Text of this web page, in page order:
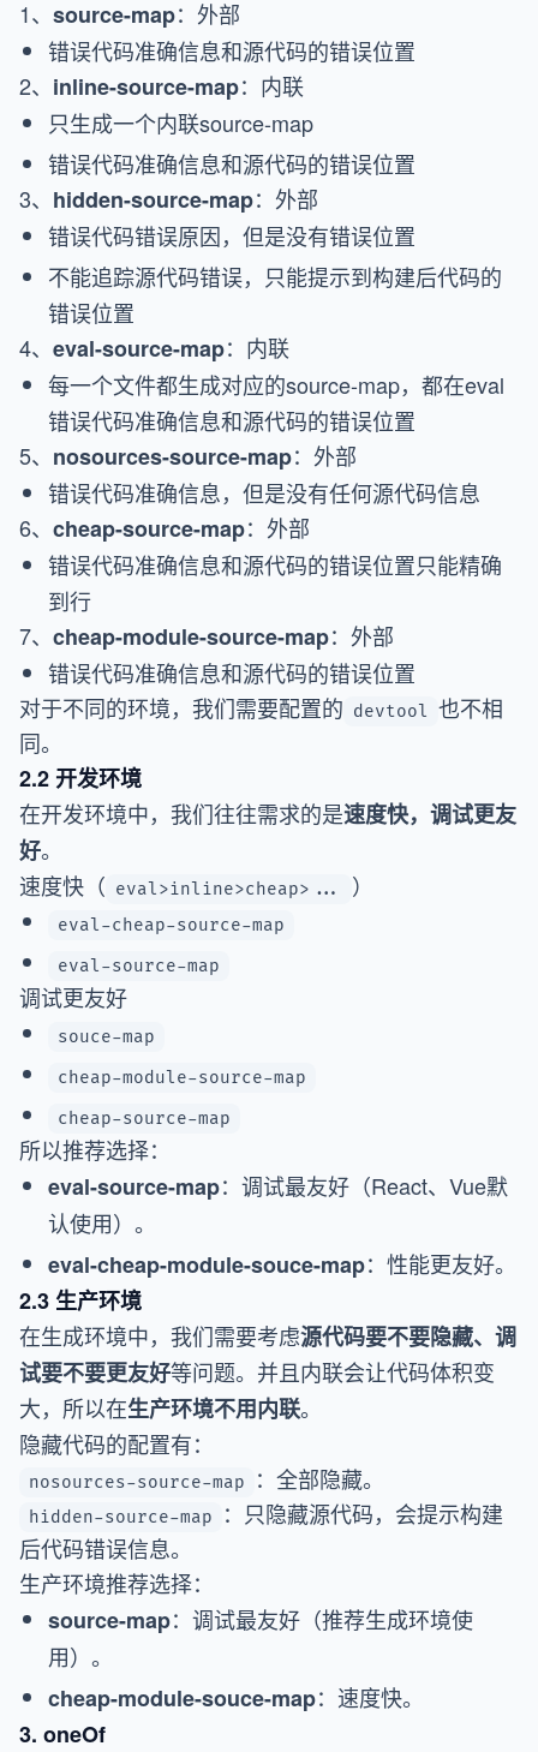
1、 source-map：外部
错误代码准确信息和源代码的错误位置
2、 inline-source-map：内联
只生成一个内联source-map
错误代码准确信息和源代码的错误位置
3、 hidden-source-map：外部
错误代码错误原因，但是没有错误位置
不能追踪源代码错误，只能提示到构建后代码的
错误位置
4、 eval-source-map：内联
每一个文件都生成对应的source-map，都在eval
错误代码准确信息和源代码的错误位置
5、 nosources-source-map：外部
错误代码准确信息，但是没有任何源代码信息
6、 cheap-source-map：外部
错误代码准确信息和源代码的错误位置只能精确
到行
7、 cheap-module-source-map：外部
错误代码准确信息和源代码的错误位置
对于不同的环境，我们需要配置的 devtool 也不相
同。
2.2 开发环境
在开发环境中，我们往往需求的是速度快，调试更友
好。
速度快（ eval>inline>cheap>... ）
eval-cheap-source-map
eval-source-map
调试更友好
souce-map
cheap-module-source-map
cheap-source-map
所以推荐选择：
eval-source-map：调试最友好（React、Vue默
认使用）。
eval-cheap-module-souce-map：性能更友好。
2.3 生产环境
在生成环境中，我们需要考虑源代码要不要隐藏、调
试要不要更友好等问题。并且内联会让代码体积变
大，所以在生产环境不用内联。
隐藏代码的配置有：
nosources-source-map ：全部隐藏。
hidden-source-map
：只隐藏源代码，会提示构建
后代码错误信息。
生产环境推荐选择：
source-map：调试最友好（推荐生成环境使
用）。
cheap-module-souce-map：速度快。
3. oneOf